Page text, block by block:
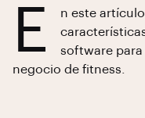
E
n este
software
negocio de fitness.